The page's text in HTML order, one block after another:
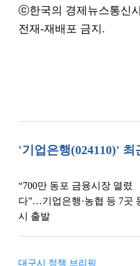
ⓒ한국의 경제뉴스통신
전재-재배포 금지.
'기업은행(024110)' 최
“700만 동포 금융시장 열렸
다”…기업은행·농협 등 7곳
시 출발
대구시 정책 브리핑